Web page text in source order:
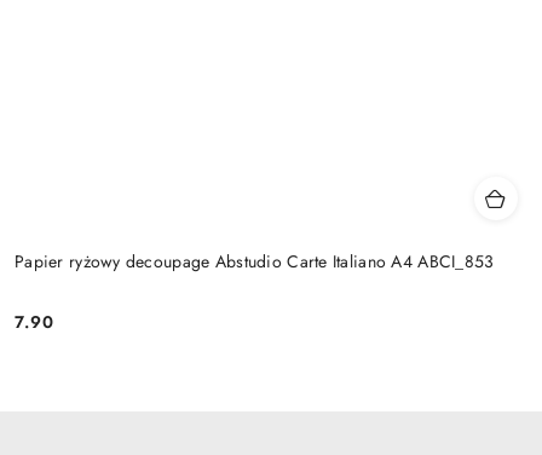
Papier ryżowy decoupage Abstudio Carte Italiano A4 ABCI_853
Cena:
7.90